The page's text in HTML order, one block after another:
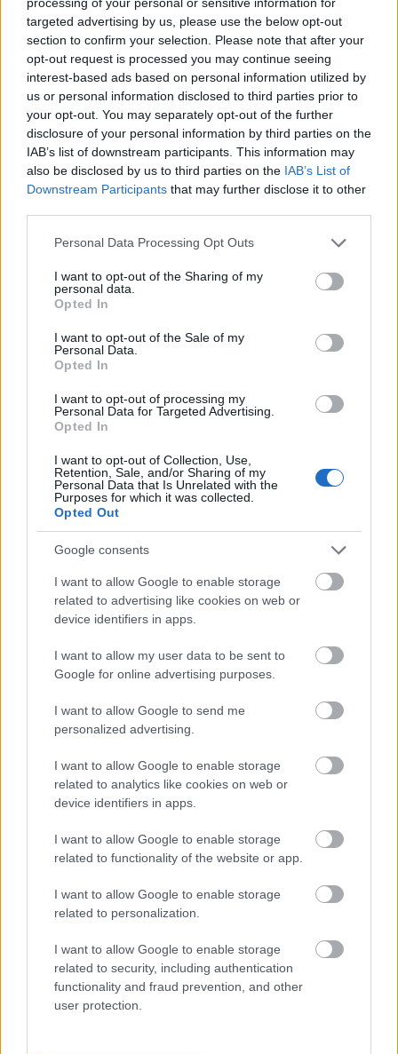
targeted advertising by us, please use the below opt-out
section to confirm your selection. Please note that after your
opt-out request is processed you may continue seeing
interest-based ads based on personal information utilized by
us or personal information disclosed to third parties prior to
your opt-out. You may separately opt-out of the further
disclosure of your personal information by third parties on the
IAB’s list of downstream participants. This information may
also be disclosed by us to third parties on the IAB’s List of
Downstream Participants that may further disclose it to other
Please note that this website/app uses one or more Google
not limited to your visit or usage behaviour. You may click to
grant or deny consent to Google and its third-party tags to
use your data for below specified purposes in below Google
consent section.
Personal Data Processing Opt Outs
I want to opt-out of the Sharing of my
personal data.
Opted In
I want to opt-out of the Sale of my
Personal Data.
Opted In
I want to opt-out of processing my
Personal Data for Targeted Advertising.
Opted In
I want to opt-out of Collection, Use,
Retention, Sale, and/or Sharing of my
Personal Data that Is Unrelated with the
Purposes for which it was collected.
Opted Out
Google consents
I want to allow Google to enable storage
related to advertising like cookies on web or
device identifiers in apps.
I want to allow my user data to be sent to
Google for online advertising purposes.
I want to allow Google to send me
personalized advertising.
I want to allow Google to enable storage
related to analytics like cookies on web or
device identifiers in apps.
I want to allow Google to enable storage
related to functionality of the website or app.
I want to allow Google to enable storage
related to personalization.
I want to allow Google to enable storage
related to security, including authentication
functionality and fraud prevention, and other
user protection.
czy pogodzi się z ich mniejszą wydajnością, czy też uda
mu się doścignąć układy Snapdragon,
najprawdopodobniej zaproponuje swój procesor innym
producentom. Przy takim biegu wydarzeń, obiecującą
dla Samsunga wizją jestwzrost udziału układów Exynos
na rynku smartfonów, a tym samym większy zysk dla
producenta.
Via
PhoneArena
Google
Nasze artykuły będą częściej pojawiać się w Twoich wynikach
Udostępnij UdostępnijUdostępnijUdostępnij
Paweł Pobudejski
Redaktor, tester
Miłośnik i pasjonat technologii. Student na pełen etat.
© 2026 Tabletowo.pl. Wszelkie prawa zastrzeżone. K
KONTAKT
REKLAMA
POLITYKA PRYWATNOŚCI